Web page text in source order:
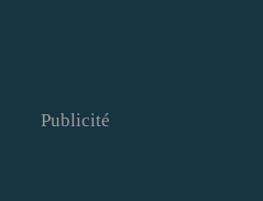
Publicité